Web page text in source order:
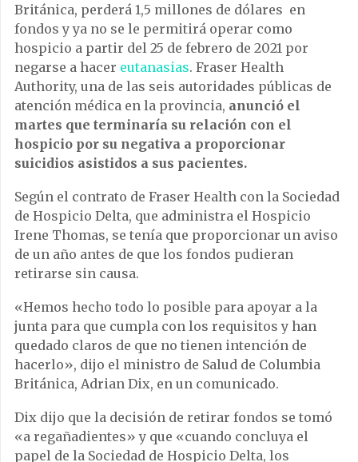
Británica, perderá 1,5 millones de dólares en
fondos y ya no se le permitirá operar como
hospicio a partir del 25 de febrero de 2021 por
negarse a hacer eutanasias. Fraser Health
Authority, una de las seis autoridades públicas de
atención médica en la provincia, anunció el
martes que terminaría su relación con el
hospicio por su negativa a proporcionar
suicidios asistidos a sus pacientes.
Según el contrato de Fraser Health con la Sociedad
de Hospicio Delta, que administra el Hospicio
Irene Thomas, se tenía que proporcionar un aviso
de un año antes de que los fondos pudieran
retirarse sin causa.
«Hemos hecho todo lo posible para apoyar a la
junta para que cumpla con los requisitos y han
quedado claros de que no tienen intención de
hacerlo», dijo el ministro de Salud de Columbia
Británica, Adrian Dix, en un comunicado.
Dix dijo que la decisión de retirar fondos se tomó
«a regañadientes» y que «cuando concluya el
papel de la Sociedad de Hospicio Delta, los